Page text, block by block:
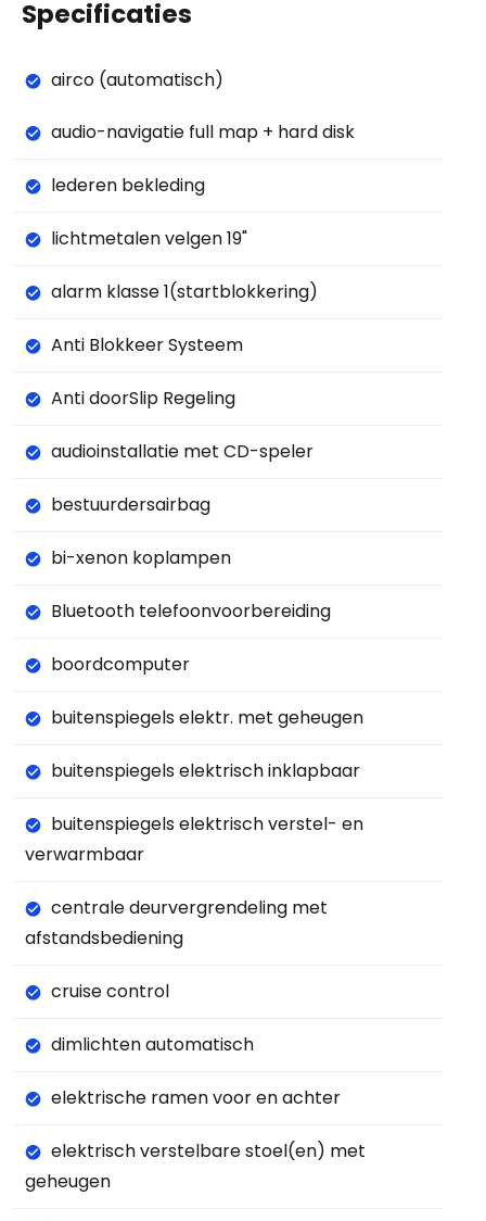
Specificaties
airco (automatisch)
audio-navigatie full map + hard disk
lederen bekleding
lichtmetalen velgen 19"
alarm klasse 1(startblokkering)
Anti Blokkeer Systeem
Anti doorSlip Regeling
audioinstallatie met CD-speler
bestuurdersairbag
bi-xenon koplampen
Bluetooth telefoonvoorbereiding
boordcomputer
buitenspiegels elektr. met geheugen
buitenspiegels elektrisch inklapbaar
buitenspiegels elektrisch verstel- en
verwarmbaar
centrale deurvergrendeling met
afstandsbediening
cruise control
dimlichten automatisch
elektrische ramen voor en achter
elektrisch verstelbare stoel(en) met
geheugen